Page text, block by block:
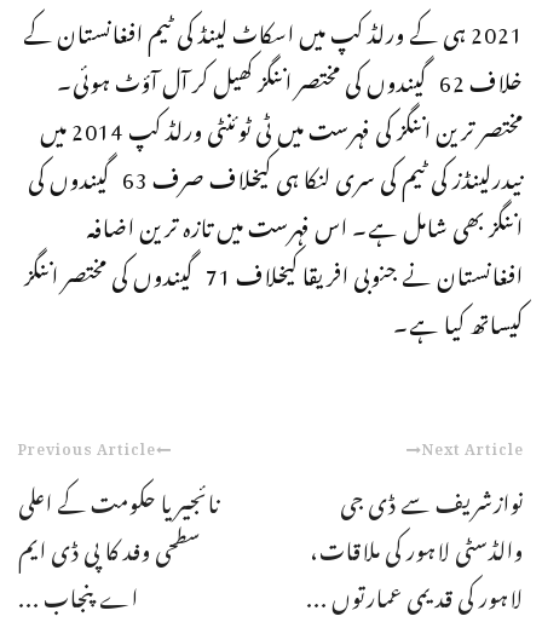
2021 ہی کے ورلڈ کپ میں اسکاٹ لینڈ کی ٹیم افغانستان کے
خلاف 62 گیندوں کی مختصر اننگز کھیل کر آل آؤٹ ہوئی۔
مختصر ترین اننگز کی فہرست میں ٹی ٹوئنٹی ورلڈ کپ 2014 میں
نیدرلینڈز کی ٹیم کی سری لنکا ہی کیخلاف صرف 63 گیندوں کی
اننگز بھی شامل ہے۔ اس فہرست میں تازہ ترین اضافہ
افغانستان نے جنوبی افریقا کیخلاف 71 گیندوں کی مختصر اننگز
کیساتھ کیا ہے۔
Previous Article
نائجیریا حکومت کے اعلی
سطحی وفد کا پی ڈی ایم
اے پنجاب ...
Next Article
نوازشریف سے ڈی جی
والڈسٹی لاہور کی ملاقات،
لاہور کی قدیمی عمارتوں ...